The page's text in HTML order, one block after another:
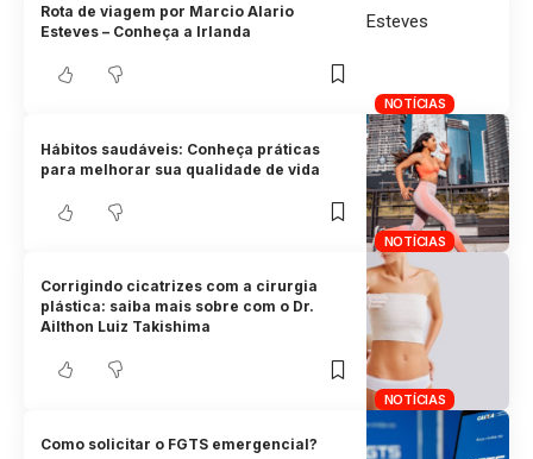
NOTÍCIAS
Rota de viagem por Marcio Alario
Esteves – Conheça a Irlanda
NOTÍCIAS
Hábitos saudáveis: Conheça práticas
para melhorar sua qualidade de vida
NOTÍCIAS
Corrigindo cicatrizes com a cirurgia
plástica: saiba mais sobre com o Dr.
Ailthon Luiz Takishima
Como solicitar o FGTS emergencial?